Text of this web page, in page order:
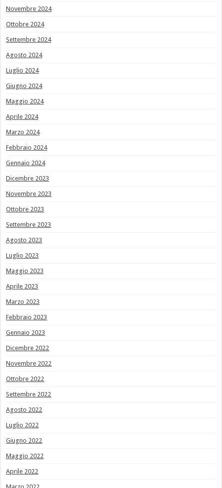
Novembre 2024
Ottobre 2024
Settembre 2024
Agosto 2024
Luglio 2024
Giugno 2024
Maggio 2024
Aprile 2024
Marzo 2024
Febbraio 2024
Gennaio 2024
Dicembre 2023
Novembre 2023
Ottobre 2023
Settembre 2023
Agosto 2023
Luglio 2023
Maggio 2023
Aprile 2023
Marzo 2023
Febbraio 2023
Gennaio 2023
Dicembre 2022
Novembre 2022
Ottobre 2022
Settembre 2022
Agosto 2022
Luglio 2022
Giugno 2022
Maggio 2022
Aprile 2022